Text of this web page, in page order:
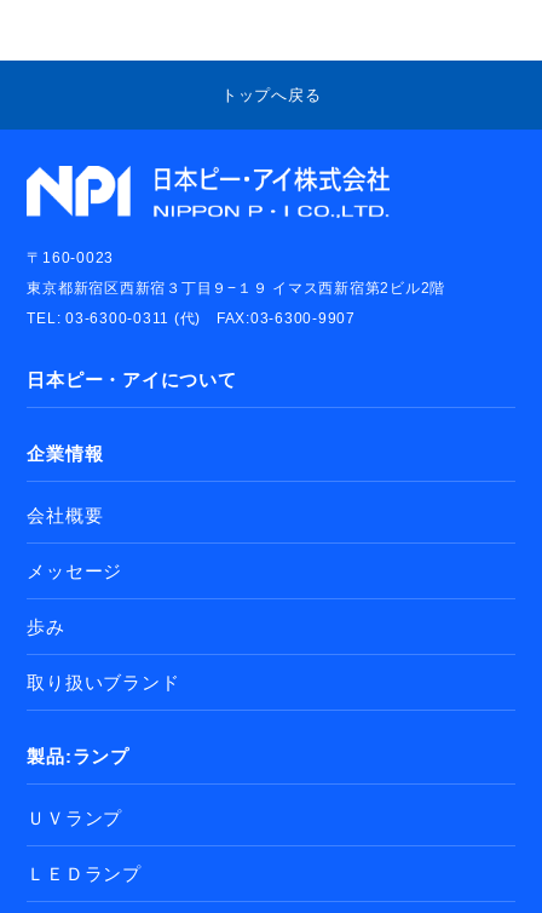
トップへ戻る
〒160-0023
東京都新宿区西新宿３丁目９−１９ イマス西新宿第2ビル2階
TEL: 03-6300-0311 (代) FAX:03-6300-9907
日本ピー・アイについて
企業情報
会社概要
メッセージ
歩み
取り扱いブランド
製品:ランプ
ＵＶランプ
ＬＥＤランプ